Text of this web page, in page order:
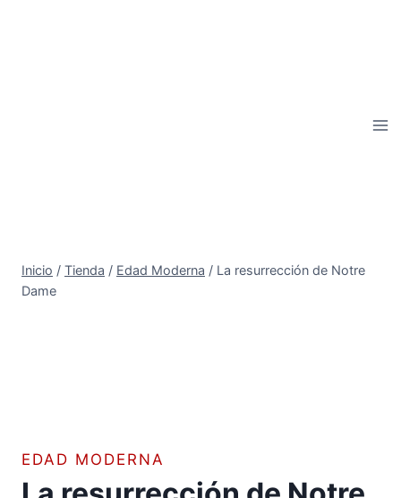
Inicio / Tienda / Edad Moderna / La resurrección de Notre
Dame
EDAD MODERNA